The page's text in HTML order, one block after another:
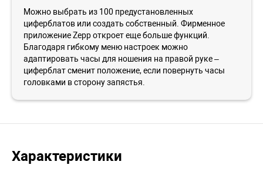
Можно выбрать из 100 предустановленных
циферблатов или создать собственный. Фирменное
приложение Zepp откроет еще больше функций.
Благодаря гибкому меню настроек можно
адаптировать часы для ношения на правой руке –
циферблат сменит положение, если повернуть часы
головками в сторону запястья.
Характеристики